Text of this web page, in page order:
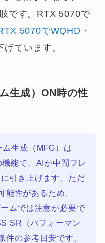
です。RTX 5070で
5070でWQHD・
ています。
生成）ON時の性
生成（MFG）は
能で、AIが中間フレ
引き上げます。ただ
能性があるため、
ムでは注意が必要で
SR（パフォーマン
件の参考目安です。